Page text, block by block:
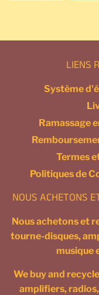
LIENS
Système
Ramassage
Termes
Politiques de
NOUS ACHETONS
Nous achetons et
tourne-disques,
musique
We buy and
amplifiers,